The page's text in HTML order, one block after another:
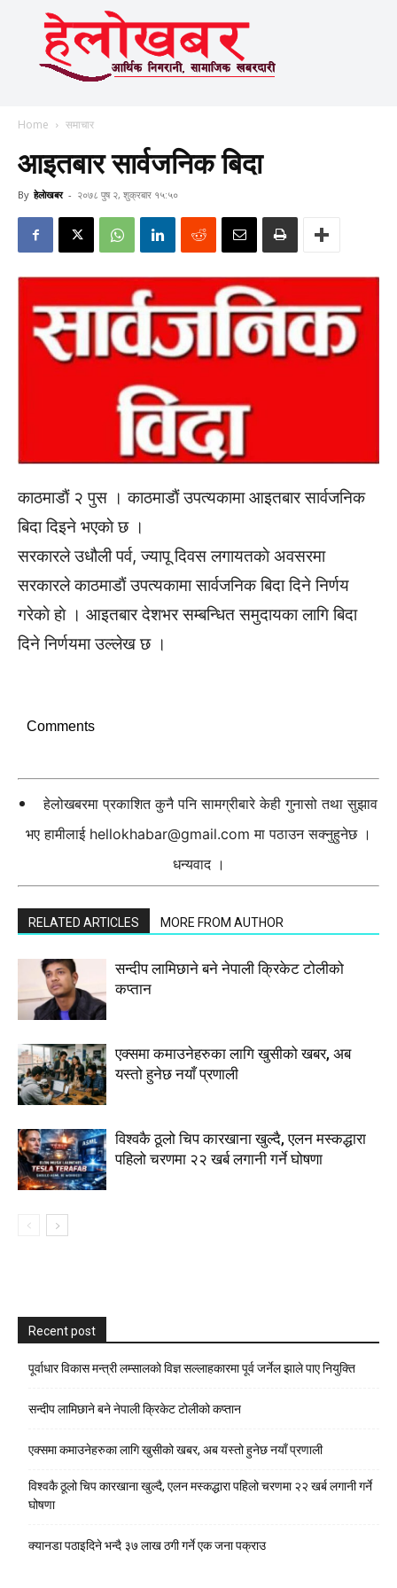
Home समाचार
आइतबार सार्वजनिक बिदा
By हेलाेखबर - २०७८ पुष २, शुक्रबार १५:५०
काठमाडाैं २ पुस । काठमाडाैं उपत्यकामा आइतबार सार्वजनिक
बिदा दिइने भएकाे छ ।
सरकारले उधौली पर्व, ज्यापू दिवस लगायतकाे अवसरमा
सरकारले काठमाडाैं उपत्यकामा सार्वजनिक बिदा दिने निर्णय
गरेकाे हाे । आइतबार देशभर सम्बन्धित समुदायका लागि बिदा
दिने निर्णयमा उल्लेख छ ।
Comments
हेलोखबरमा प्रकाशित कुनै पनि सामग्रीबारे केही गुनासो तथा सुझाव
भए हामीलाई hellokhabar@gmail.com मा पठाउन सक्नुहुनेछ ।
धन्यवाद ।
RELATED ARTICLES MORE FROM AUTHOR
सन्दीप लामिछाने बने नेपाली क्रिकेट टोलीको
कप्तान
एक्समा कमाउनेहरुका लागि खुसीको खबर, अब
यस्तो हुनेछ नयाँ प्रणाली
विश्वकै ठूलो चिप कारखाना खुल्दै, एलन मस्कद्धारा
पहिलो चरणमा २२ खर्ब लगानी गर्ने घोषणा
Recent post
पूर्वाधार विकास मन्त्री लम्सालको विज्ञ सल्लाहकारमा पूर्व जर्नेल झाले पाए नियुक्ति
सन्दीप लामिछाने बने नेपाली क्रिकेट टोलीको कप्तान
एक्समा कमाउनेहरुका लागि खुसीको खबर, अब यस्तो हुनेछ नयाँ प्रणाली
विश्वकै ठूलो चिप कारखाना खुल्दै, एलन मस्कद्धारा पहिलो चरणमा २२ खर्ब लगानी गर्ने
घोषणा
क्यानडा पठाइदिने भन्दै ३७ लाख ठगी गर्ने एक जना पक्राउ